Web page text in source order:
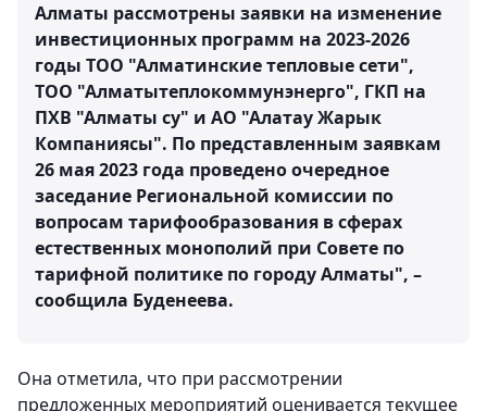
Алматы рассмотрены заявки на изменение
инвестиционных программ на 2023-2026
годы ТОО "Алматинские тепловые сети",
ТОО "Алматытеплокоммунэнерго", ГКП на
ПХВ "Алматы су" и АО "Алатау Жарык
Компаниясы". По представленным заявкам
26 мая 2023 года проведено очередное
заседание Региональной комиссии по
вопросам тарифообразования в сферах
естественных монополий при Совете по
тарифной политике по городу Алматы", –
сообщила Буденеева.
Она отметила, что при рассмотрении
предложенных мероприятий оценивается текущее